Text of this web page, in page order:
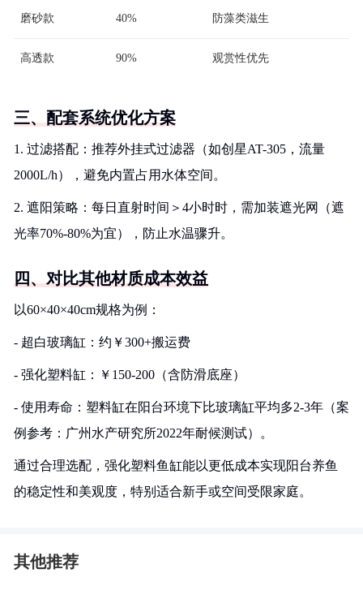
磨砂款 40% 防藻类滋生
高透款 90% 观赏性优先
三、配套系统优化方案
1. 过滤搭配：推荐外挂式过滤器（如创星AT-305，流量
2000L/h），避免内置占用水体空间。
2. 遮阳策略：每日直射时间＞4小时时，需加装遮光网（遮
光率70%-80%为宜），防止水温骤升。
四、对比其他材质成本效益
以60×40×40cm规格为例：
- 超白玻璃缸：约￥300+搬运费
- 强化塑料缸：￥150-200（含防滑底座）
- 使用寿命：塑料缸在阳台环境下比玻璃缸平均多2-3年（案
例参考：广州水产研究所2022年耐候测试）。
通过合理选配，强化塑料鱼缸能以更低成本实现阳台养鱼
的稳定性和美观度，特别适合新手或空间受限家庭。
其他推荐